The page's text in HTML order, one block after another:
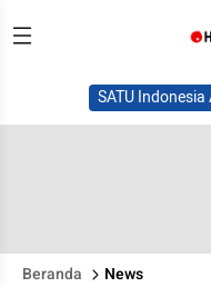
SATU
Beranda News